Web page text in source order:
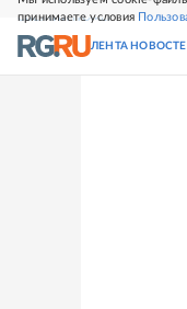
принимаете условия
СВЕЖИЙ НОМЕР
ЛЕНТА